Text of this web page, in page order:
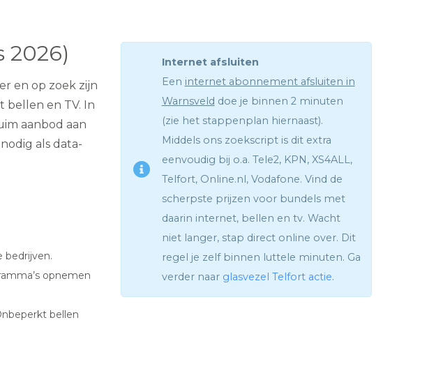
2026)
en op zoek zijn
bellen en TV. In
aanbod aan
als data-
bedrijven.
opnemen
bellen
Internet afsluiten
Een internet abonnement afsluiten in
Warnsveld doe je binnen 2 minuten
(zie het stappenplan hiernaast).
Middels ons zoekscript is dit extra
eenvoudig bij o.a. Tele2, KPN, XS4ALL,
Telfort, Online.nl, Vodafone. Vind de
scherpste prijzen voor bundels met
daarin internet, bellen en tv. Wacht
niet langer, stap direct online over. Dit
regel je zelf binnen luttele minuten. Ga
verder naar glasvezel Telfort actie.